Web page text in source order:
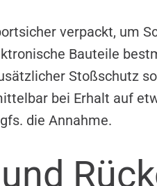
verpackt, um
Bauteile
Stoßschutz
bei Erhalt auf
die Annahme.